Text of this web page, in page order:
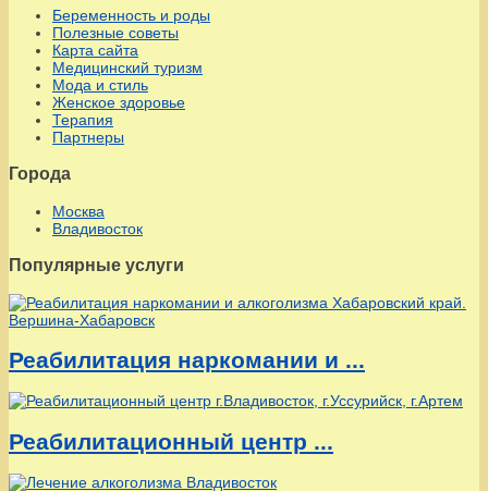
Беременность и роды
Полезные советы
Карта сайта
Медицинский туризм
Мода и стиль
Женское здоровье
Терапия
Партнеры
Города
Москва
Владивосток
Популярные услуги
Реабилитация наркомании и ...
Реабилитационный центр ...